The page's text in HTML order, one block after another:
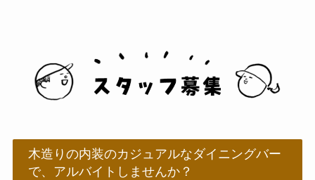
木造りの内装のカジュアルなダイニングバー
で、アルバイトしませんか？